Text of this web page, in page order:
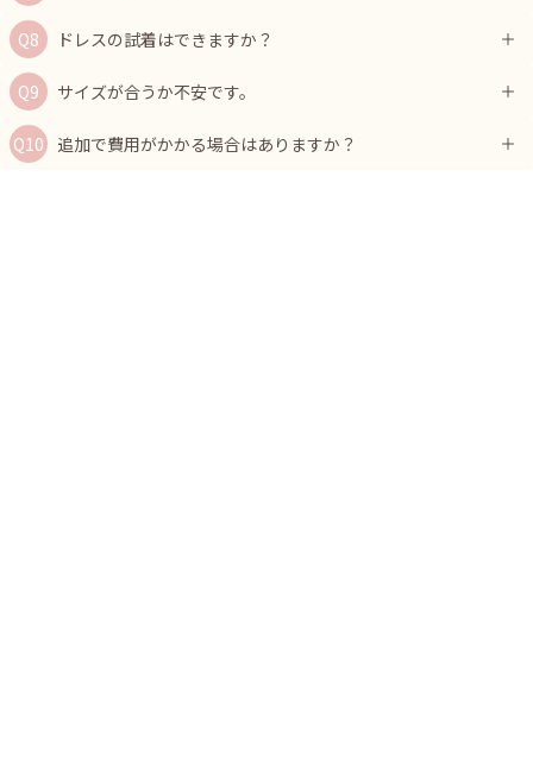
ドレスの試着はできますか？
サイズが合うか不安です。
追加で費用がかかる場合はありますか？